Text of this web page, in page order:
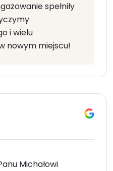
spełniły
i wielu
nowym miejscu!
Michałowi